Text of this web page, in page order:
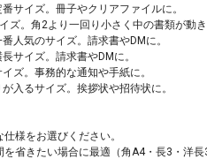
サイズ。冊子やクリアファイルに。
ズ。角2より一回り小さく中の書類が動
人気のサイズ。請求書やDMに。
サイズ。請求書やDMに。
ズ。事務的な通知や手紙に。
入るサイズ。挨拶状や招待状に。
様をお選びください。
省きたい場合に最適（角A4・長3・洋長